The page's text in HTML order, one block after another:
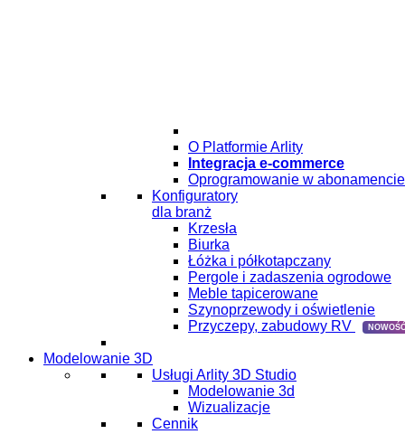
O Platformie Arlity
Integracja e-commerce
Oprogramowanie w abonamencie
Konfiguratory
dla branż
Krzesła
Biurka
Łóżka i półkotapczany
Pergole i zadaszenia ogrodowe
Meble tapicerowane
Szynoprzewody i oświetlenie
Przyczepy, zabudowy RV
Modelowanie 3D
Usługi Arlity 3D Studio
Modelowanie 3d
Wizualizacje
Cennik